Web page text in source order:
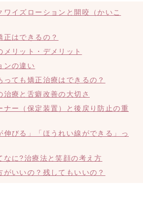
ワイズローションと開咬（かいこ
はできるの？
メリット・デメリット
ンの違い
ても矯正治療はできるの？
治療と舌癖改善の大切さ
ナー（保定装置）と後戻り防止の重
伸びる」「ほうれい線ができる」っ
なに?治療法と笑顔の考え方
がいいの？残してもいいの？